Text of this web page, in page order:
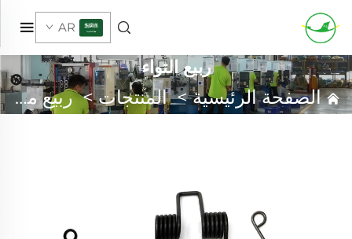
AR
ربيع التواء
الصفحة الرئيسية>المنتجات>ربيع مخصص